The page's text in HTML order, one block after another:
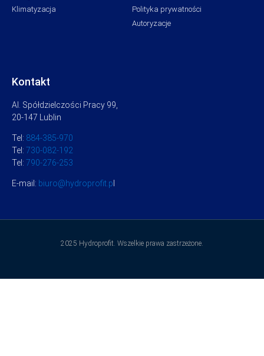
Klimatyzacja
Polityka prywatności
Autoryzacje
Kontakt
Al. Spółdzielczości Pracy 99,
20-147 Lublin
Tel: 884-385-970
Tel: 730-082-192
Tel: 790-276-253
E-mail: biuro@hydroprofit.p
2025 Hydroprofit. Wszelkie prawa zastrzeżone.